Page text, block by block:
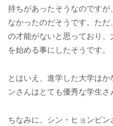
持ちがあったそうなのです
なかったのだそうです。た
の才能がないと思っており
を始める事にしたそうです。
とはいえ、進学した大学は
ンさんはとても優秀な学生さ
ちなみに、シン・ヒョンビ